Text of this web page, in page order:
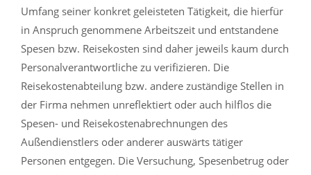
Umfang seiner konkret geleisteten Tätigkeit, die hierfür
in Anspruch genommene Arbeitszeit und entstandene
Spesen bzw. Reisekosten sind daher jeweils kaum durch
Personalverantwortliche zu verifizieren. Die
Reisekostenabteilung bzw. andere zuständige Stellen in
der Firma nehmen unreflektiert oder auch hilflos die
Spesen- und Reisekostenabrechnungen des
Außendienstlers oder anderer auswärts tätiger
Personen entgegen. Die Versuchung, Spesenbetrug oder